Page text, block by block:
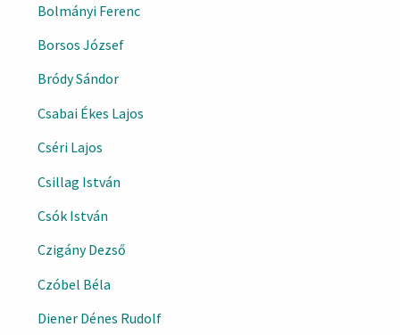
Bolmányi Ferenc
Borsos József
Bródy Sándor
Csabai Ékes Lajos
Cséri Lajos
Csillag István
Csók István
Czigány Dezső
Czóbel Béla
Diener Dénes Rudolf